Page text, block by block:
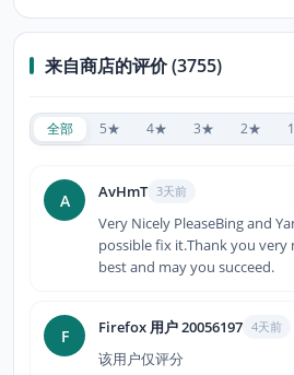
来自商店的评价 (3755)
全部 5★ 4★ 3★ 2★
A AvHmT 3天前
Very Nicely PleaseBing and
possible fix it.Thank you very
best and may you succeed.
F Firefox 用户 20056197 4天前
该用户仅评分